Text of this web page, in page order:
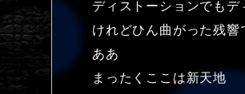
ディストーションでもデ
けれどひん曲がった残響
ああ
まったくここは新天地